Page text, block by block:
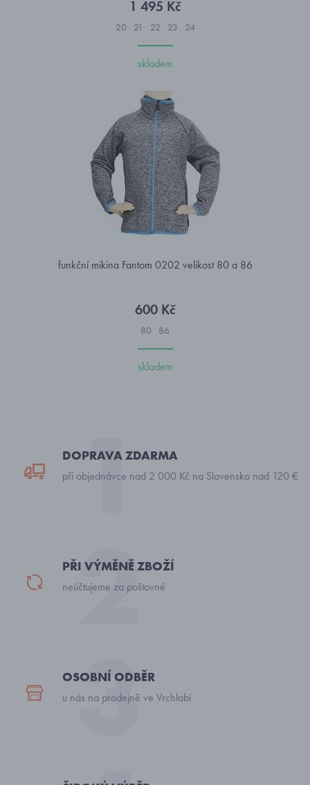
1 495 Kč
20 21 22 23 24
skladem
funkční mikina Fantom 0202 velikost 80 a 86
600 Kč
80 86
skladem
DOPRAVA ZDARMA
při objednávce nad 2 000 Kč na Slovensko nad 120 €
PŘI VÝMĚNĚ ZBOŽÍ
neúčtujeme za poštovné
OSOBNÍ ODBĚR
u nás na prodejně ve Vrchlabí